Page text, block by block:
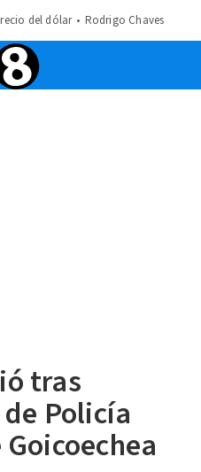
del dólar Rodrigo Chaves
tras
Policía